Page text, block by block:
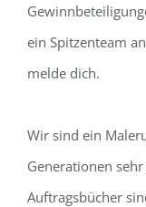
ein Spitzenteam
melde dich.
Wir sind ein
Generationen
Auftragsbücher